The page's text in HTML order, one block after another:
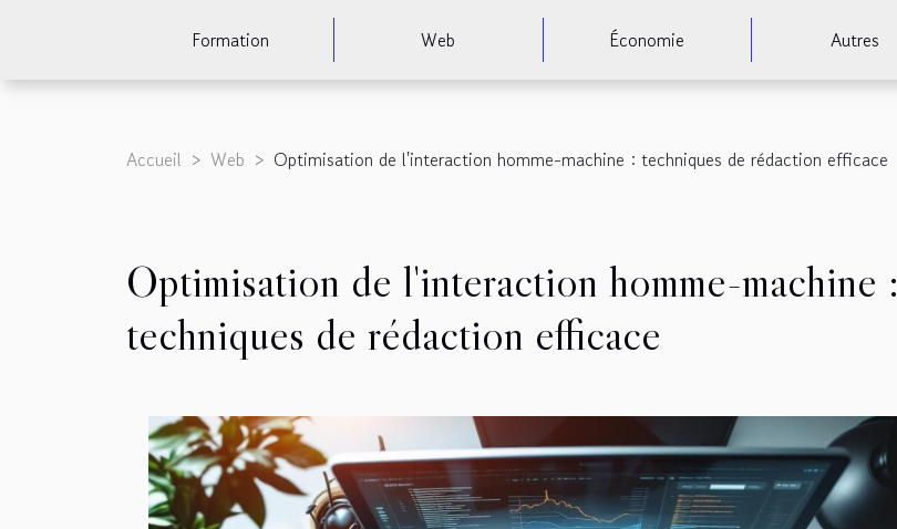
Formation Web Économie Autres
Accueil Web Optimisation de l'interaction homme-machine : techniques de rédaction efficace
Optimisation de l'interaction homme-machine :
techniques de rédaction efficace